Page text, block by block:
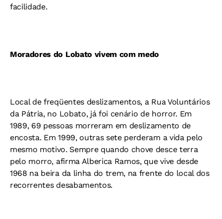
facilidade.
Moradores do Lobato vivem com medo
Local de freqüentes deslizamentos, a Rua Voluntários
da Pátria, no Lobato, já foi cenário de horror. Em
1989, 69 pessoas morreram em deslizamento de
encosta. Em 1999, outras sete perderam a vida pelo
mesmo motivo. Sempre quando chove desce terra
pelo morro, afirma Alberica Ramos, que vive desde
1968 na beira da linha do trem, na frente do local dos
recorrentes desabamentos.